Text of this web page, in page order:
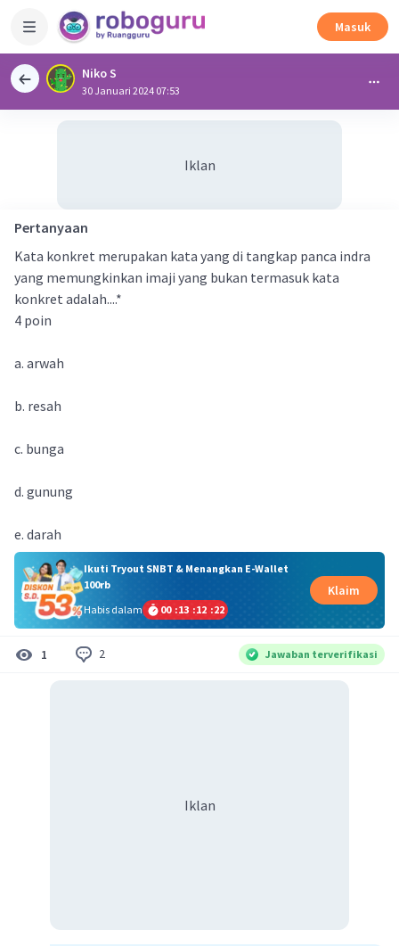
Masuk
Niko S
30 Januari 2024 07:53
Iklan
Pertanyaan
Kata konkret merupakan kata yang di tangkap panca indra
yang memungkinkan imaji yang bukan termasuk kata
konkret adalah....*
4 poin
a. arwah
b. resah
c. bunga
d. gunung
e. darah
Ikuti Tryout SNBT & Menangkan E-Wallet
100rb
Habis dalam
00 :13 :12 :22
Klaim
1 2 Jawaban terverifikasi
Iklan